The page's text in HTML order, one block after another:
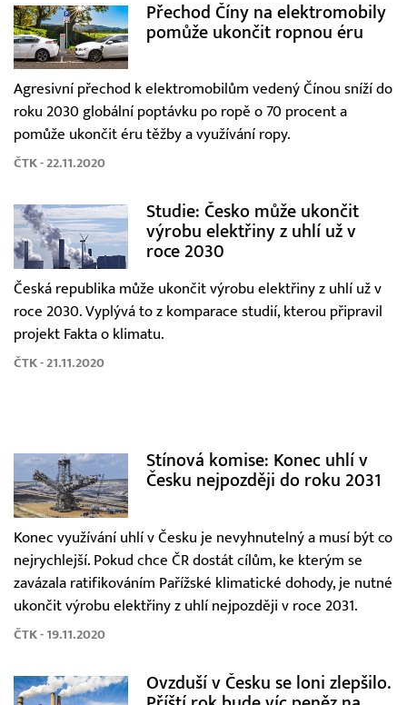
Přechod Číny na elektromobily
pomůže ukončit ropnou éru
Agresivní přechod k elektromobilům vedený Čínou sníží do
roku 2030 globální poptávku po ropě o 70 procent a
pomůže ukončit éru těžby a využívání ropy.
ČTK - 22.11.2020
Studie: Česko může ukončit
výrobu elektřiny z uhlí už v
roce 2030
Česká republika může ukončit výrobu elektřiny z uhlí už v
roce 2030. Vyplývá to z komparace studií, kterou připravil
projekt Fakta o klimatu.
ČTK - 21.11.2020
Stínová komise: Konec uhlí v
Česku nejpozději do roku 2031
Konec využívání uhlí v Česku je nevyhnutelný a musí být co
nejrychlejší. Pokud chce ČR dostát cílům, ke kterým se
zavázala ratifikováním Pařížské klimatické dohody, je nutné
ukončit výrobu elektřiny z uhlí nejpozději v roce 2031.
ČTK - 19.11.2020
Ovzduší v Česku se loni zlepšilo.